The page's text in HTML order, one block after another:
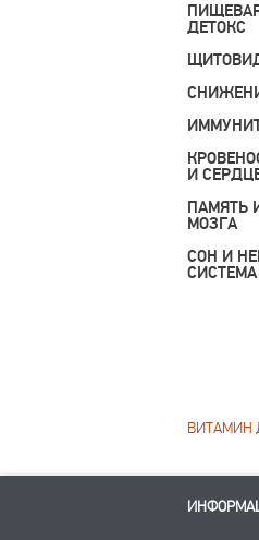
ДЕТОКС
И
ПАМЯТЬ
МОЗГА
СОН И
СИСТЕМА
ВИТАМИН